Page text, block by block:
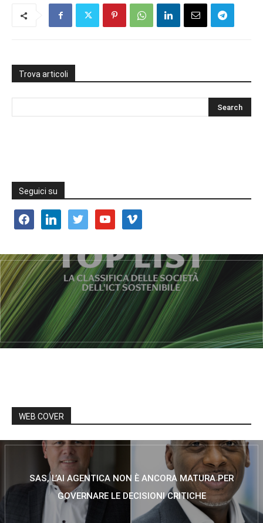
Trova articoli
Seguici su
facebooklinkedin twitter youtube vimeo
WEB COVER
SAS, L’AI AGENTICA NON È ANCORA MATURA PER
GOVERNARE LE DECISIONI CRITICHE